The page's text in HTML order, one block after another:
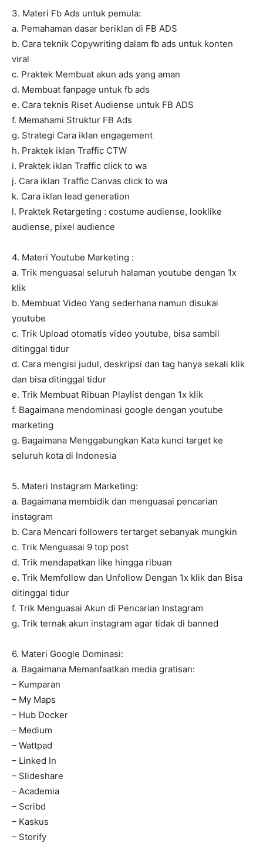
3. Materi Fb Ads untuk pemula:
a. Pemahaman dasar beriklan di FB ADS
b. Cara teknik Copywriting dalam fb ads untuk konten
viral
c. Praktek Membuat akun ads yang aman
d. Membuat fanpage untuk fb ads
e. Cara teknis Riset Audiense untuk FB ADS
f. Memahami Struktur FB Ads
g. Strategi Cara iklan engagement
h. Praktek iklan Traffic CTW
i. Praktek iklan Traffic click to wa
j. Cara iklan Traffic Canvas click to wa
k. Cara iklan lead generation
l. Praktek Retargeting : costume audiense, looklike
audiense, pixel audience
4. Materi Youtube Marketing :
a. Trik menguasai seluruh halaman youtube dengan 1x
klik
b. Membuat Video Yang sederhana namun disukai
youtube
c. Trik Upload otomatis video youtube, bisa sambil
ditinggal tidur
d. Cara mengisi judul, deskripsi dan tag hanya sekali klik
dan bisa ditinggal tidur
e. Trik Membuat Ribuan Playlist dengan 1x klik
f. Bagaimana mendominasi google dengan youtube
marketing
g. Bagaimana Menggabungkan Kata kunci target ke
seluruh kota di Indonesia
5. Materi Instagram Marketing:
a. Bagaimana membidik dan menguasai pencarian
instagram
b. Cara Mencari followers tertarget sebanyak mungkin
c. Trik Menguasai 9 top post
d. Trik mendapatkan like hingga ribuan
e. Trik Memfollow dan Unfollow Dengan 1x klik dan Bisa
ditinggal tidur
f. Trik Menguasai Akun di Pencarian Instagram
g. Trik ternak akun instagram agar tidak di banned
6. Materi Google Dominasi:
a. Bagaimana Memanfaatkan media gratisan:
– Kumparan
– My Maps
– Hub Docker
– Medium
– Wattpad
– Linked In
– Slideshare
– Academia
– Scribd
– Kaskus
– Storify